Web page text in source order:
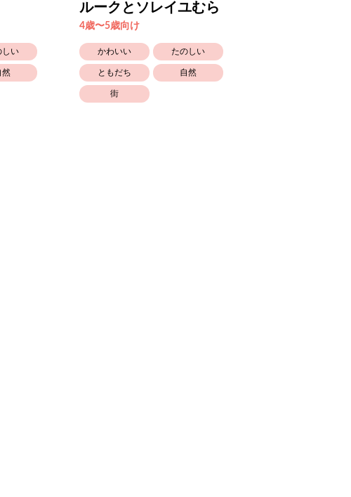
しい
然
ルークとソレイユむら
4歳〜5歳向け
かわいい たのしい
ともだち 自然
街